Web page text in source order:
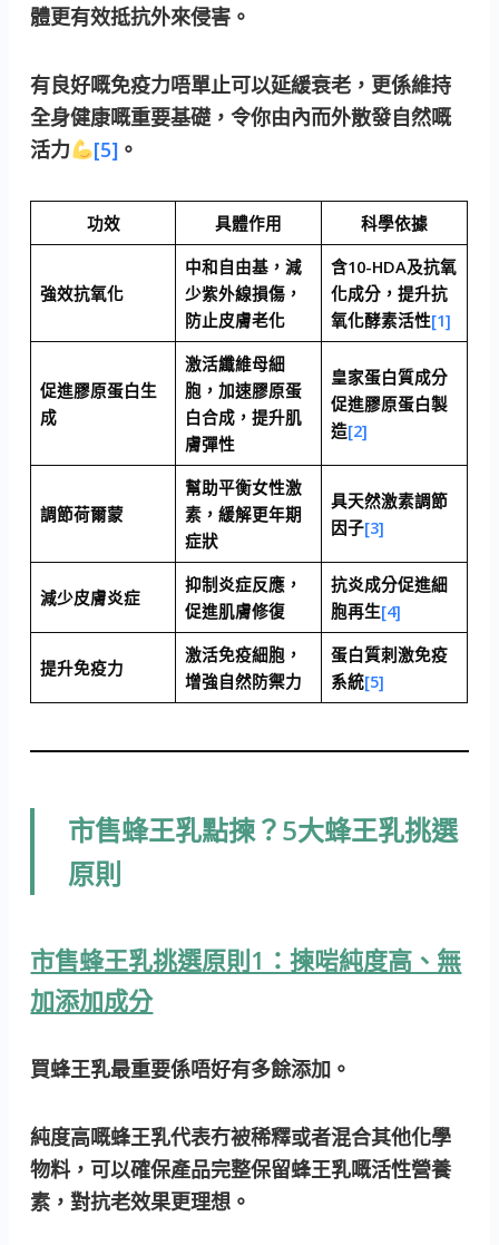
體更有效抵抗外來侵害。
有良好嘅免疫力唔單止可以延緩衰老，更係維持
全身健康嘅重要基礎，令你由內而外散發自然嘅
活力
[5]。
功效 具體作用 科學依據
強效抗氧化
中和自由基，減
少紫外線損傷，
防止皮膚老化
含10-HDA及抗氧
化成分，提升抗
氧化酵素活性[1]
促進膠原蛋白生
成
激活纖維母細
胞，加速膠原蛋
白合成，提升肌
膚彈性
皇家蛋白質成分
促進膠原蛋白製
造[2]
調節荷爾蒙
幫助平衡女性激
素，緩解更年期
症狀
具天然激素調節
因子[3]
減少皮膚炎症
抑制炎症反應，
促進肌膚修復
抗炎成分促進細
胞再生[4]
提升免疫力
激活免疫細胞，
增強自然防禦力
蛋白質刺激免疫
系統[5]
市售蜂王乳點揀？5大蜂王乳挑選
原則
市售蜂王乳挑選原則1：揀啱純度高、無
加添加成分
買蜂王乳最重要係唔好有多餘添加。
純度高嘅蜂王乳代表冇被稀釋或者混合其他化學
物料，可以確保產品完整保留蜂王乳嘅活性營養
素，對抗老效果更理想。